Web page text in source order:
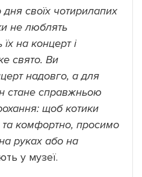
своїх чотирилапих
не люблять
їх на концерт і
свято. Ви
надовго, а для
стане справжньою
щоб котики
та комфортно, просимо
руках або на
у музеї.